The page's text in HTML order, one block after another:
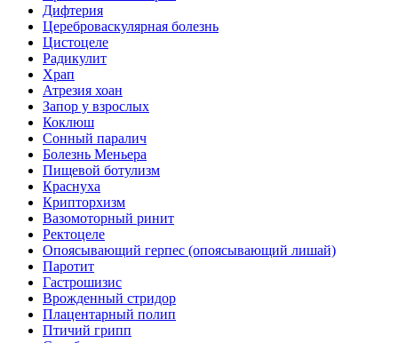
Дифтерия
Цереброваскулярная болезнь
Цистоцеле
Радикулит
Храп
Атрезия хоан
Запор у взрослых
Коклюш
Сонный паралич
Болезнь Меньера
Пищевой ботулизм
Краснуха
Крипторхизм
Вазомоторный ринит
Ректоцеле
Опоясывающий герпес (опоясывающий лишай)
Паротит
Гастрошизис
Врожденный стридор
Плацентарный полип
Птичий грипп